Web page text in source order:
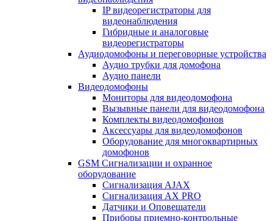
IP видеорегистраторы для
видеонаблюдения
Гибридные и аналоговые
видеорегистраторы
Аудиодомофоны и переговорные устройства
Аудио трубки для домофона
Аудио панели
Видеодомофоны
Мониторы для видеодомофона
Вызывные панели для видеодомофона
Комплекты видеодомофонов
Аксессуары для видеодомофонов
Оборудование для многоквартирных
домофонов
GSM Сигнализации и охранное
оборудование
Сигнализация AJAX
Сигнализация AX PRO
Датчики и Оповещатели
Приборы приемно-контрольные